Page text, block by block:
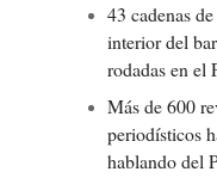
43 cadenas
interior del
rodadas en el
Más de 600
periodísticos
hablando del